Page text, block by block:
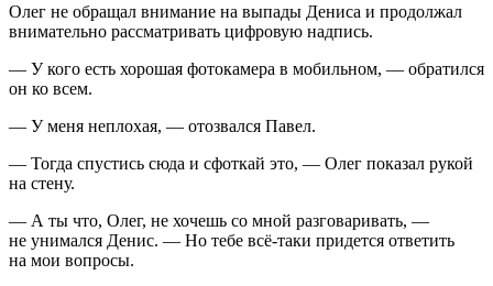
Олег не обращал внимание на выпады Дениса и продолжал
внимательно рассматривать цифровую надпись.
— У кого есть хорошая фотокамера в мобильном, — обратился
он ко всем.
— У меня неплохая, — отозвался Павел.
— Тогда спустись сюда и сфоткай это, — Олег показал рукой
на стену.
— А ты что, Олег, не хочешь со мной разговаривать, —
не унимался Денис. — Но тебе всё-таки придется ответить
на мои вопросы.